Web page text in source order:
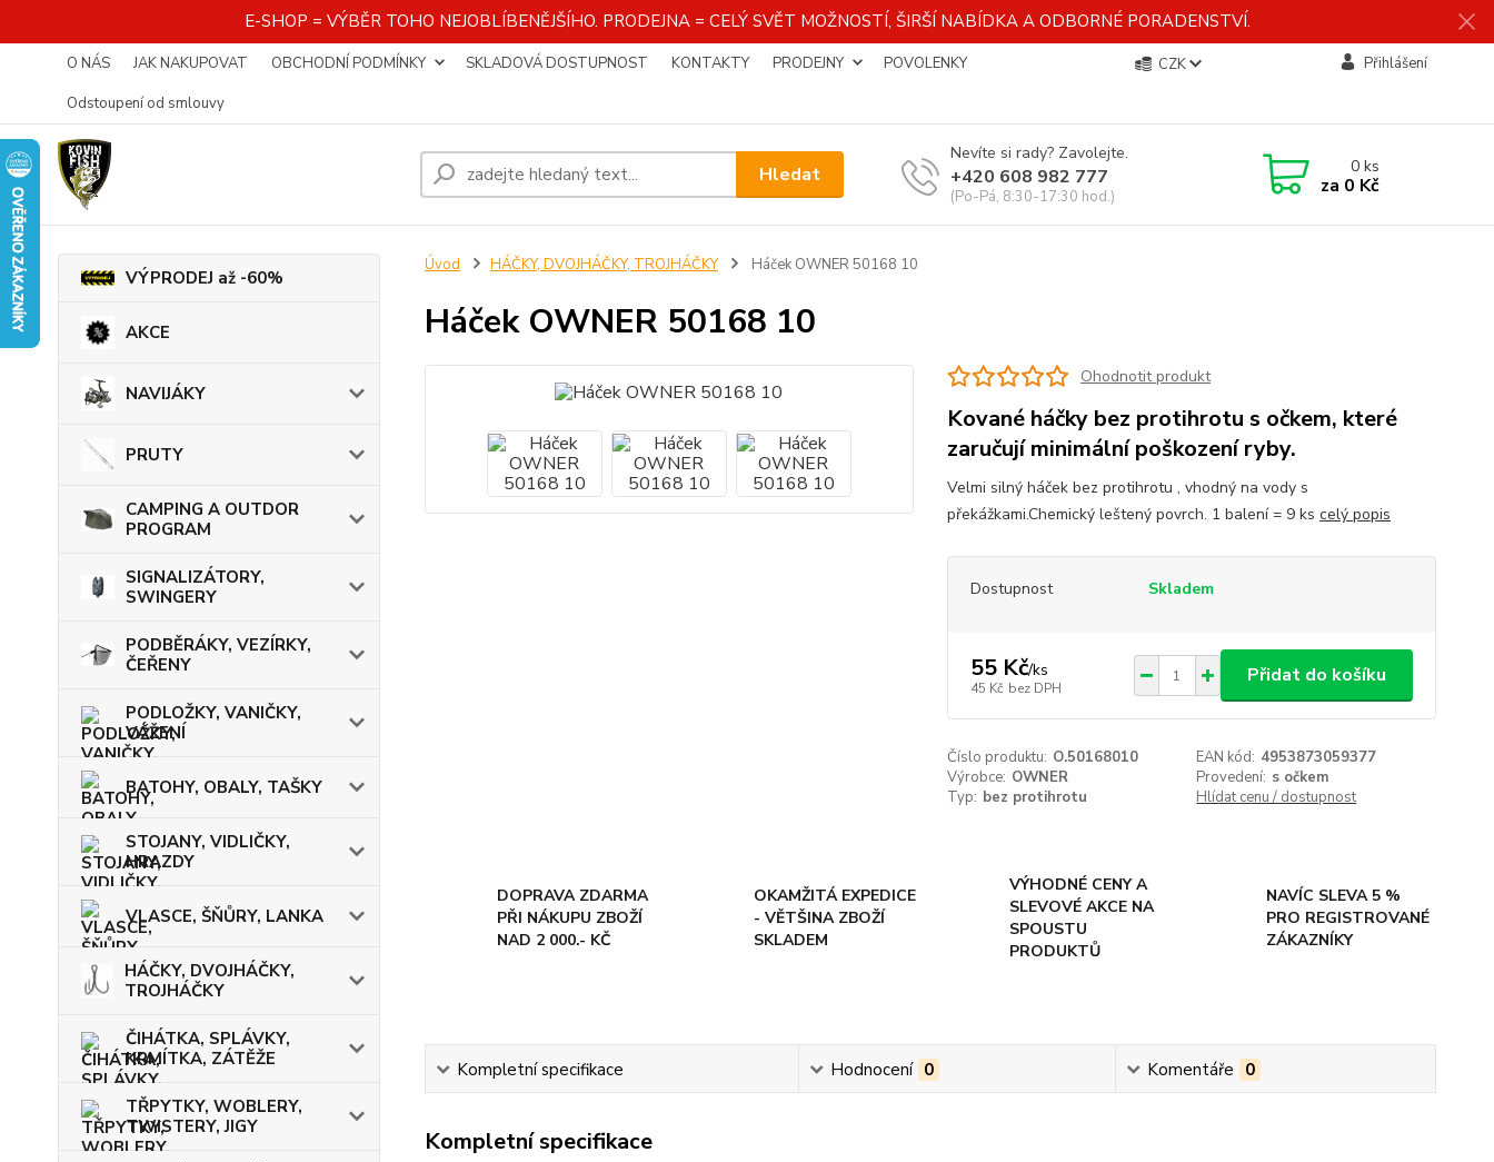
E-SHOP = VÝBĚR TOHO NEJOBLÍBENĚJŠÍHO. PRODEJNA = CELÝ SVĚT MOŽNOSTÍ, ŠIRŠÍ NABÍDKA A ODBORNÉ PORADENSTVÍ.
O NÁS JAK NAKUPOVAT OBCHODNÍ PODMÍNKY SKLADOVÁ DOSTUPNOST KONTAKTY PRODEJNY
POVOLENKY
Odstoupení od smlouvy
CZK Přihlášení
Hledat
Nevíte si rady? Zavolejte.
+420 608 982 777
(Po-Pá, 8:30-17:30 hod.)
0ks
za 0 Kč
VÝPRODEJ až -60%
AKCE
NAVIJÁKY
PRUTY
CAMPING A OUTDOR
PROGRAM
SIGNALIZÁTORY,
SWINGERY
PODBĚRÁKY, VEZÍRKY,
ČEŘENY
PODLOŽKY, VANIČKY,
VÁŽENÍ
BATOHY, OBALY, TAŠKY
STOJANY, VIDLIČKY,
HRAZDY
VLASCE, ŠŇŮRY, LANKA
HÁČKY, DVOJHÁČKY,
TROJHÁČKY
ČIHÁTKA, SPLÁVKY,
KRMÍTKA, ZÁTĚŽE
TŘPYTKY, WOBLERY,
TWISTERY, JIGY
Úvod HÁČKY, DVOJHÁČKY, TROJHÁČKY Háček OWNER 50168 10
Háček OWNER 50168 10
Ohodnotit produkt
Kované háčky bez protihrotu s očkem, které
zaručují minimální poškození ryby.
Velmi silný háček bez protihrotu , vhodný na vody s
překážkami.Chemický leštený povrch. 1 balení = 9 ks celý popis
Dostupnost Skladem
55 Kč/ks
45 Kč bez DPH
Přidat do košíku
Číslo produktu: O.50168010 EAN kód: 4953873059377
Výrobce: OWNER Provedení: s očkem
Typ: bez protihrotu Hlídat cenu / dostupnost
DOPRAVA ZDARMA
PŘI NÁKUPU ZBOŽÍ
NAD 2 000.- KČ
OKAMŽITÁ EXPEDICE
- VĚTŠINA ZBOŽÍ
SKLADEM
VÝHODNÉ CENY A
SLEVOVÉ AKCE NA
SPOUSTU
PRODUKTŮ
NAVÍC SLEVA 5 %
PRO REGISTROVANÉ
ZÁKAZNÍKY
Kompletní specifikace Hodnocení 0 Komentáře 0
Kompletní specifikace